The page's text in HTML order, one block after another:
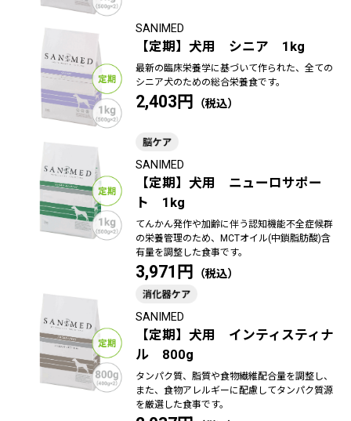
SANIMED
【定期】犬用 シニア 1kg
最新の臨床栄養学に基づいて作られた、全ての
シニア犬のための総合栄養食です。
2,403円
SANIMED
【定期】犬用 ニューロサポー
ト 1kg
てんかん発作や加齢に伴う認知機能不全症候群
の栄養管理のため、MCTオイル(中鎖脂肪酸)含
有量を調整した食事です。
3,971円
SANIMED
【定期】犬用 インティスティナ
ル 800g
タンパク質、脂質や食物繊維配合量を調整し、
また、食物アレルギーに配慮してタンパク質源
を厳選した食事です。